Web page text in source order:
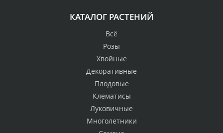
КАТАЛОГ РАСТЕНИЙ
Всё
Розы
Хвойные
Декоративные
Плодовые
Клематисы
Луковичные
Многолетники